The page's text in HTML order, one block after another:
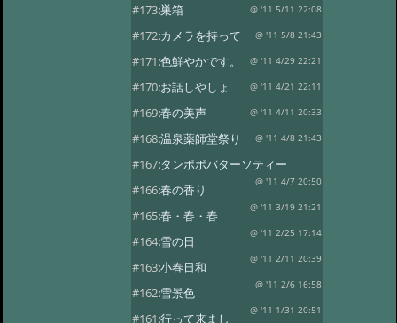
#173:巣箱 @ '11 5/11 22:08
#172:カメラを持って @ '11 5/8 21:43
#171:色鮮やかです。 @ '11 4/29 22:21
#170:お話しやしょ @ '11 4/21 22:11
#169:春の美声 @ '11 4/11 20:33
#168:温泉薬師堂祭り @ '11 4/8 21:43
#167:タンポポバターソティー
@ '11 4/7 20:50
#166:春の香り
@ '11 3/19 21:21
#165:春・春・春
@ '11 2/25 17:14
#164:雪の日
@ '11 2/11 20:39
#163:小春日和
@ '11 2/6 16:58
#162:雪景色
@ '11 1/31 20:51
#161:行って来まし